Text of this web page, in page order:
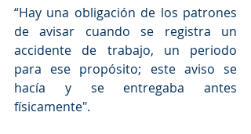
“Hay una obligación de los patrones
de avisar cuando se registra un
accidente de trabajo, un periodo
para ese propósito; este aviso se
hacía y se entregaba antes
físicamente".